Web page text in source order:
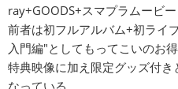
ray+GOODS+スマプラムービ
前者は初フルアルバム+初ライ
入門編"としてもってこいのお
特典映像に加え限定グッズ付
なっている。